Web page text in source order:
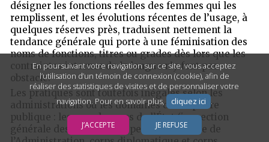
En poursuivant votre navigation sur ce site, vous acceptez
l’utilisation d’un témoin de connexion (cookie), afin de
réaliser des statistiques de visites et de personnaliser votre
navigation. Pour en savoir plus,
cliquez ici .
J’ACCEPTE JE REFUSE
désigner les fonctions réelles des femmes qui les
remplissent, et les évolutions récentes de l’usage, à
quelques réserves près, traduisent nettement la
tendance générale qui porte à une féminisation des
noms de fonctions, titres ou grades dès lors que les
contraintes internes de la langue n’y font pas
obstacle.
Les pratiques sont toutefois inégales selon les
administrations ou les domaines de la sphère
publique : les grands corps de l’État (inspection
générale des finances, inspection générale de